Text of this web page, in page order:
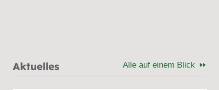
Aktuelles Alle auf einem Blick fast_forward